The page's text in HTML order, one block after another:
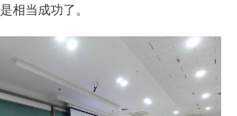
相当成功了。